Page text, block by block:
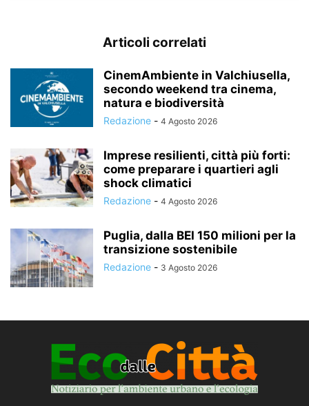
Articoli correlati
CinemAmbiente in Valchiusella,
secondo weekend tra cinema,
natura e biodiversità
Redazione - 4 Agosto 2026
Imprese resilienti, città più forti:
come preparare i quartieri agli
shock climatici
Redazione - 4 Agosto 2026
Puglia, dalla BEI 150 milioni per la
transizione sostenibile
Redazione - 3 Agosto 2026